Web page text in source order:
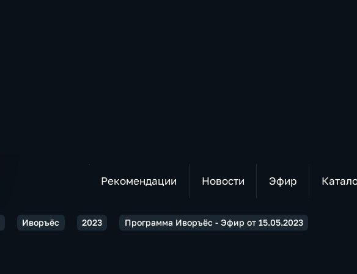
Рекомендации Новости Эфир
Иворъёс 2023 Программа Иворъёс - Эфир от 15.05.2023